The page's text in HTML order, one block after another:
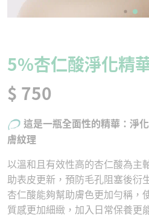
5%杏仁酸淨化精
$ 750
這是一瓶全面性的精華：淨
膚紋理
以溫和且有效性高的杏仁酸為主
助表皮更新，預防毛孔阻塞後衍
杏仁酸能夠幫助膚色更加勻稱，
質感更加細緻，加入日常保養更